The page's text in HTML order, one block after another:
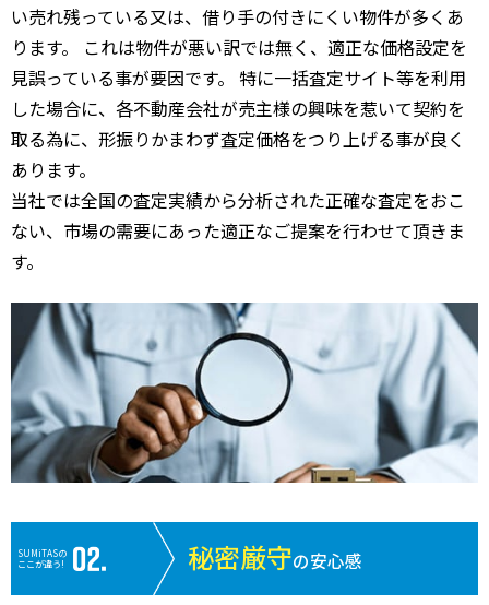
い売れ残っている又は、借り手の付きにくい物件が多くあ
ります。 これは物件が悪い訳では無く、適正な価格設定を
見誤っている事が要因です。 特に一括査定サイト等を利用
した場合に、各不動産会社が売主様の興味を惹いて契約を
取る為に、形振りかまわず査定価格をつり上げる事が良く
あります。
当社では全国の査定実績から分析された正確な査定をおこ
ない、市場の需要にあった適正なご提案を行わせて頂きま
す。
SUMiTASの
ここが違う!
秘密厳守の安心感